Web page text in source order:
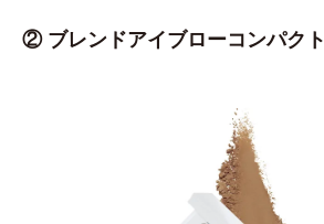
② ブレンドアイブローコンパクト